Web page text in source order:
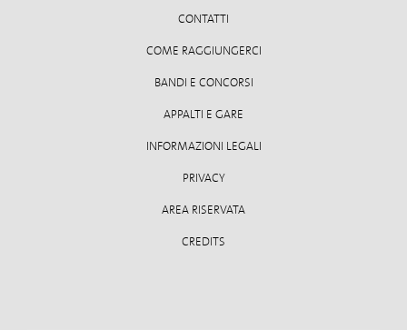
CONTATTI
COME RAGGIUNGERCI
BANDI E CONCORSI
APPALTI E GARE
INFORMAZIONI LEGALI
PRIVACY
AREA RISERVATA
CREDITS